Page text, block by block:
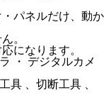
パネルだけ、動か
。
になります。
・ デジタルカメ
具 、切断工具 、